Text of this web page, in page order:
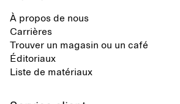
À propos de nous
Carrières
Trouver un magasin ou un café
Éditoriaux
Liste de matériaux